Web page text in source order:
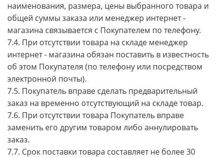
наименования, размера, цены выбранного товара и
общей суммы заказа или менеджер интернет -
магазина связывается с Покупателем по телефону.
7.4. При отсутствии товара на складе менеджер
интернет - магазина обязан поставить в известность
об этом Покупателя (по телефону или посредством
электронной почты).
7.5. Покупатель вправе сделать предварительный
заказ на временно отсутствующий на складе товар.
7.6. При отсутствии товара Покупатель вправе
заменить его другим товаром либо аннулировать
заказ.
7.7. Срок поставки товара составляет не более 30